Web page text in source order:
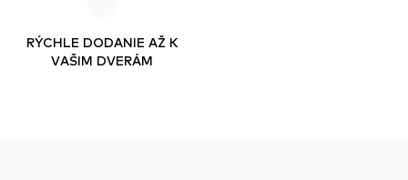
RÝCHLE DODANIE AŽ K
VAŠIM DVERÁM